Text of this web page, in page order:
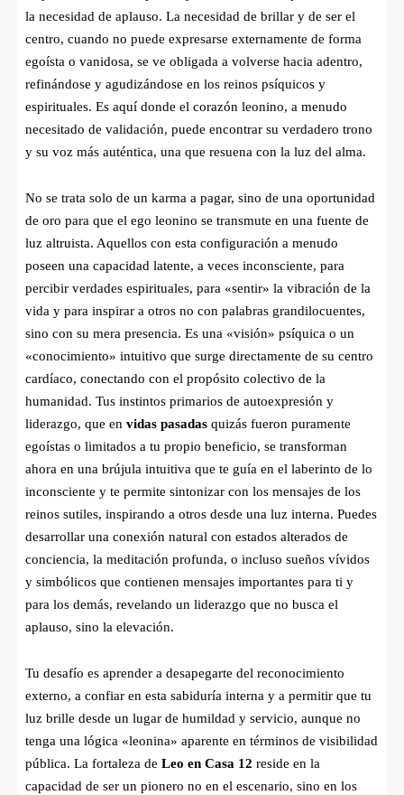
la necesidad de aplauso. La necesidad de brillar y de ser el
centro, cuando no puede expresarse externamente de forma
egoísta o vanidosa, se ve obligada a volverse hacia adentro,
refinándose y agudizándose en los reinos psíquicos y
espirituales. Es aquí donde el corazón leonino, a menudo
necesitado de validación, puede encontrar su verdadero trono
y su voz más auténtica, una que resuena con la luz del alma.
No se trata solo de un karma a pagar, sino de una oportunidad
de oro para que el ego leonino se transmute en una fuente de
luz altruista. Aquellos con esta configuración a menudo
poseen una capacidad latente, a veces inconsciente, para
percibir verdades espirituales, para «sentir» la vibración de la
vida y para inspirar a otros no con palabras grandilocuentes,
sino con su mera presencia. Es una «visión» psíquica o un
«conocimiento» intuitivo que surge directamente de su centro
cardíaco, conectando con el propósito colectivo de la
humanidad. Tus instintos primarios de autoexpresión y
liderazgo, que en vidas pasadas quizás fueron puramente
egoístas o limitados a tu propio beneficio, se transforman
ahora en una brújula intuitiva que te guía en el laberinto de lo
inconsciente y te permite sintonizar con los mensajes de los
reinos sutiles, inspirando a otros desde una luz interna. Puedes
desarrollar una conexión natural con estados alterados de
conciencia, la meditación profunda, o incluso sueños vívidos
y simbólicos que contienen mensajes importantes para ti y
para los demás, revelando un liderazgo que no busca el
aplauso, sino la elevación.
Tu desafío es aprender a desapegarte del reconocimiento
externo, a confiar en esta sabiduría interna y a permitir que tu
luz brille desde un lugar de humildad y servicio, aunque no
tenga una lógica «leonina» aparente en términos de visibilidad
pública. La fortaleza de Leo en Casa 12 reside en la
capacidad de ser un pionero no en el escenario, sino en los